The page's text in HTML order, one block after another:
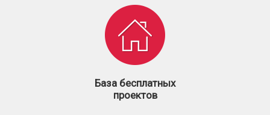
База бесплатных
проектов